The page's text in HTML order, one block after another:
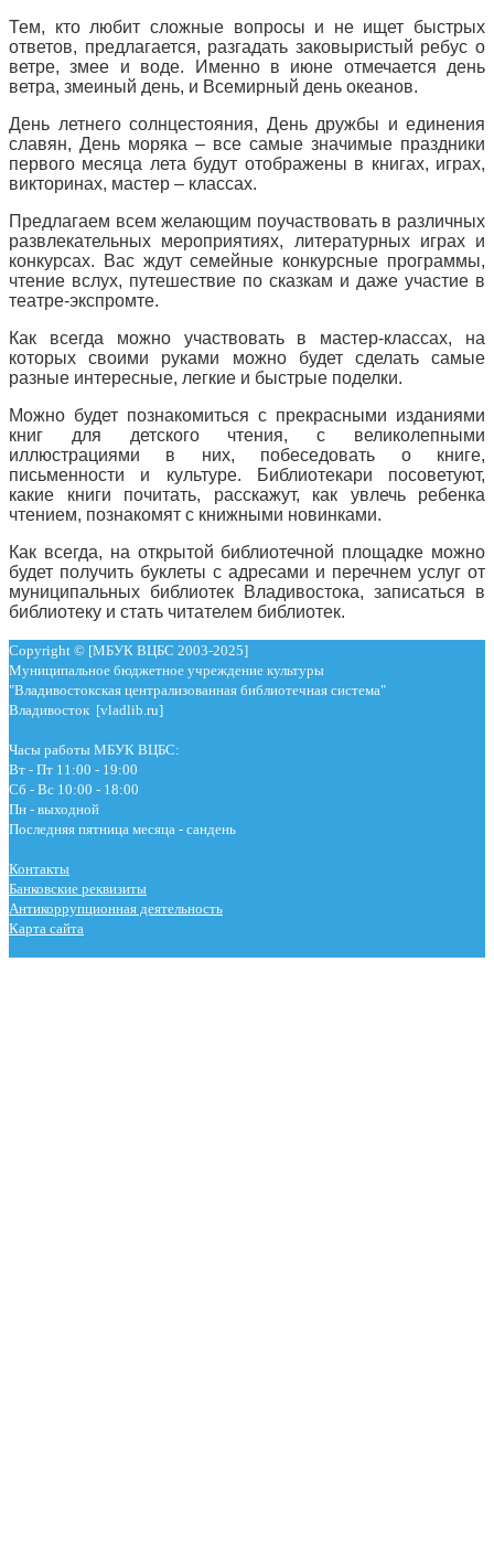
Тем, кто любит сложные вопросы и не ищет быстрых
ответов, предлагается, разгадать заковыристый ребус о
ветре, змее и воде. Именно в июне отмечается день
ветра, змеиный день, и Всемирный день океанов.
День летнего солнцестояния, День дружбы и единения
славян, День моряка – все самые значимые праздники
первого месяца лета будут отображены в книгах, играх,
викторинах, мастер – классах.
Предлагаем всем желающим поучаствовать в различных
развлекательных мероприятиях, литературных играх и
конкурсах. Вас ждут семейные конкурсные программы,
чтение вслух, путешествие по сказкам и даже участие в
театре-экспромте.
Как всегда можно участвовать в мастер-классах, на
которых своими руками можно будет сделать самые
разные интересные, легкие и быстрые поделки.
Можно будет познакомиться с прекрасными изданиями
книг для детского чтения, с великолепными
иллюстрациями в них, побеседовать о книге,
письменности и культуре. Библиотекари посоветуют,
какие книги почитать, расскажут, как увлечь ребенка
чтением, познакомят с книжными новинками.
Как всегда, на открытой библиотечной площадке можно
будет получить буклеты с адресами и перечнем услуг от
муниципальных библиотек Владивостока, записаться в
библиотеку и стать читателем библиотек.
Copyright © [МБУК ВЦБС 2003-2025]
Муниципальное бюджетное учреждение культуры
"Владивостокская централизованная библиотечная система"
Владивосток [vladlib.ru]
Часы работы МБУК ВЦБС:
Вт - Пт 11:00 - 19:00
Сб - Вс 10:00 - 18:00
Пн - выходной
Последняя пятница месяца - сандень
Контакты
Банковские реквизиты
Антикоррупционная деятельность
Карта сайта